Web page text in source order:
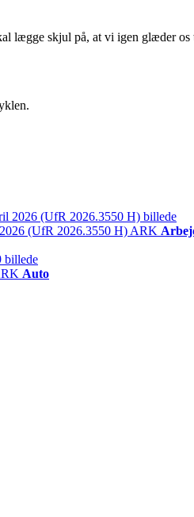
lægge skjul på, at vi igen glæder
(UfR 2026.3550 H) ARK
Auto